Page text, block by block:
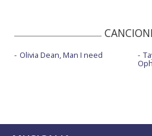
Olivia Dean, Man I need